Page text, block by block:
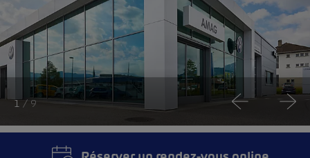
1 / 9